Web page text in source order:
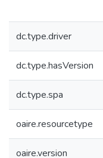
dc.type.driver
dc.type.hasVersion
dc.type.spa
oaire.resourcetype
oaire.version